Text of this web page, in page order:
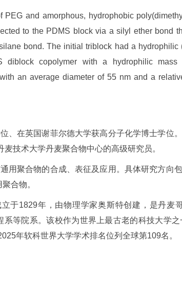
and amorphous, hydrophobic
to the PDMS block via a silyl ether bond
bond. The initial triblock had a hydrophilic
diblock copolymer with a hydrophilic
an average diameter of 55 nm and a
在英国谢菲尔德大学获高分子化学博士学位
技术大学丹麦聚合物中心的高级研究员。
聚合物的合成、表征及应用。具体研究方向
合物。
于1829年，由物理学家奥斯特创建，是丹
等院系。该校作为世界上最古老的科技大学
年软科世界大学学术排名位列全球第109名。